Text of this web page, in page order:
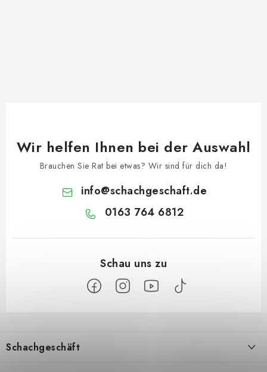
Wir helfen Ihnen bei der Auswahl
Brauchen Sie Rat bei etwas? Wir sind für dich da!
info@schachgeschaft.de
0163 764 6812
ßSchachgeschäft